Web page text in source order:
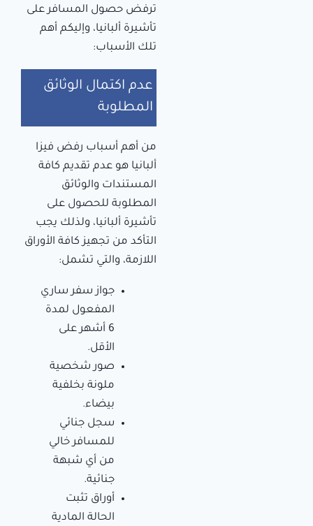
ترفض حصول المسافر على
تأشيرة ألبانيا، وإليكم أهم
تلك الأسباب:
عدم اكتمال الوثائق
المطلوبة
من أهم أسباب رفض فيزا
ألبانيا هو عدم تقديم كافة
المستندات والوثائق
المطلوبة للحصول على
تأشيرة ألبانيا، ولذلك يجب
التأكد من تجهيز كافة الأوراق
اللازمة، والتي تشمل:
جواز سفر ساري
المفعول لمدة
6 أشهر على
الأقل.
صور شخصية
ملونة بخلفية
بيضاء.
سجل جنائي
للمسافر خالي
من أي شبهة
جنائية.
أوراق تثبت
الحالة المادية